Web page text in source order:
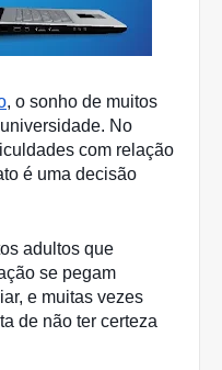
, o sonho de muitos
No
com relação
é uma decisão
adultos que
se pegam
e muitas vezes
de não ter certeza